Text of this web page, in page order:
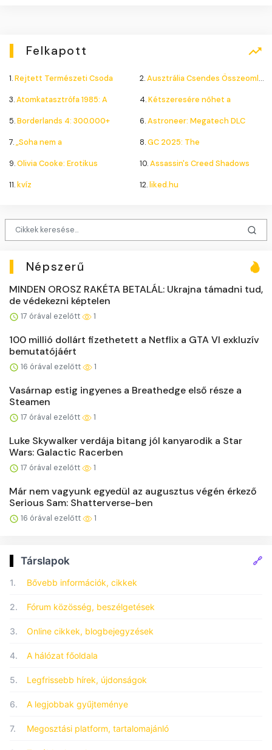
Felkapott
1.Rejtett Természeti Csoda 2.Ausztrália Csendes Összeomlása
3.Atomkatasztrófa 1985: A 4.Kétszeresére nőhet a
5.Borderlands 4: 300.000+ 6.Astroneer: Megatech DLC
7.„Soha nem a 8.GC 2025: The
9.Olivia Cooke: Erotikus 10.Assassin's Creed Shadows
11.kvíz 12.liked.hu
Népszerű
MINDEN OROSZ RAKÉTA BETALÁL: Ukrajna támadni tud,
de védekezni képtelen
17 órával ezelőtt 1
100 millió dollárt fizethetett a Netflix a GTA VI exkluzív
bemutatójáért
16 órával ezelőtt 1
Vasárnap estig ingyenes a Breathedge első része a
Steamen
17 órával ezelőtt 1
Luke Skywalker verdája bitang jól kanyarodik a Star
Wars: Galactic Racerben
17 órával ezelőtt 1
Már nem vagyunk egyedül az augusztus végén érkező
Serious Sam: Shatterverse-ben
16 órával ezelőtt 1
Társlapok 🔗
1. Bővebb információk, cikkek
2. Fórum közösség, beszélgetések
3. Online cikkek, blogbejegyzések
4. A hálózat főoldala
5. Legfrissebb hírek, újdonságok
6. A legjobbak gyűjteménye
7. Megosztási platform, tartalomajánló